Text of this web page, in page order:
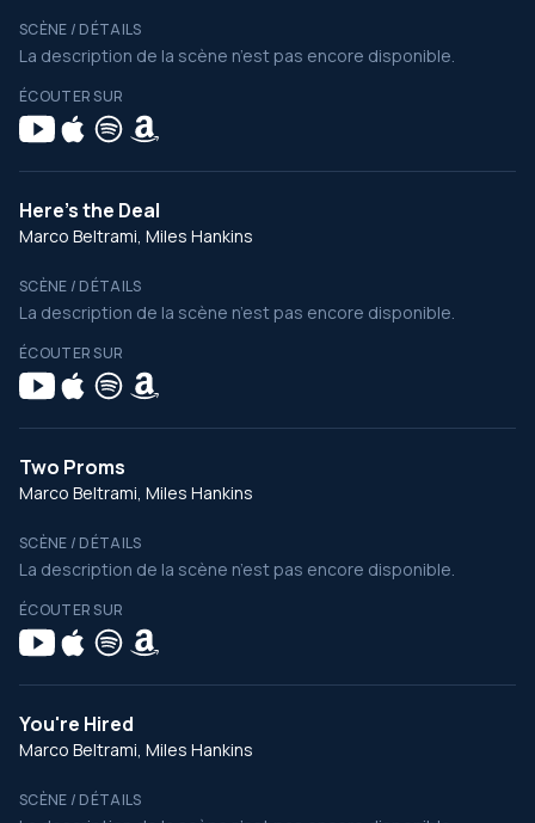
SCÈNE / DÉTAILS
La description de la scène n’est pas encore disponible.
ÉCOUTER SUR
Here's the Deal
Marco Beltrami, Miles Hankins
SCÈNE / DÉTAILS
La description de la scène n’est pas encore disponible.
ÉCOUTER SUR
Two Proms
Marco Beltrami, Miles Hankins
SCÈNE / DÉTAILS
La description de la scène n’est pas encore disponible.
ÉCOUTER SUR
You're Hired
Marco Beltrami, Miles Hankins
SCÈNE / DÉTAILS